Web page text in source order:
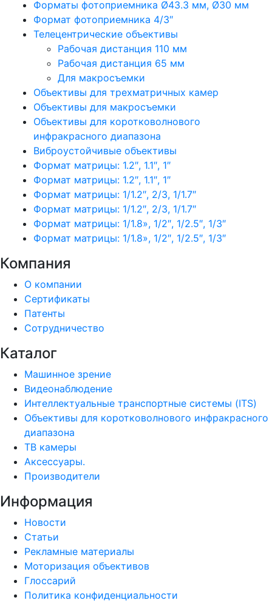
Форматы фотоприемника Ø43.3 мм, Ø30 мм
Формат фотоприемника 4/3″
Телецентрические объективы
Рабочая дистанция 110 мм
Рабочая дистанция 65 мм
Для макросъемки
Объективы для трехматричных камер
Объективы для макросъемки
Объективы для коротковолнового
инфракрасного диапазона
Виброустойчивые объективы
Формат матрицы: 1.2″, 1.1″, 1″
Формат матрицы: 1.2″, 1.1″, 1″
Формат матрицы: 1/1.2″, 2/3, 1/1.7″
Формат матрицы: 1/1.2″, 2/3, 1/1.7″
Формат матрицы: 1/1.8», 1/2″, 1/2.5″, 1/3″
Формат матрицы: 1/1.8», 1/2″, 1/2.5″, 1/3″
Компания
О компании
Сертификаты
Патенты
Сотрудничество
Каталог
Машинное зрение
Видеонаблюдение
Интеллектуальные транспортные системы (ITS)
Объективы для коротковолнового инфракрасного
диапазона
ТВ камеры
Аксессуары.
Производители
Информация
Новости
Статьи
Рекламные материалы
Моторизация объективов
Глоссарий
Политика конфиденциальности